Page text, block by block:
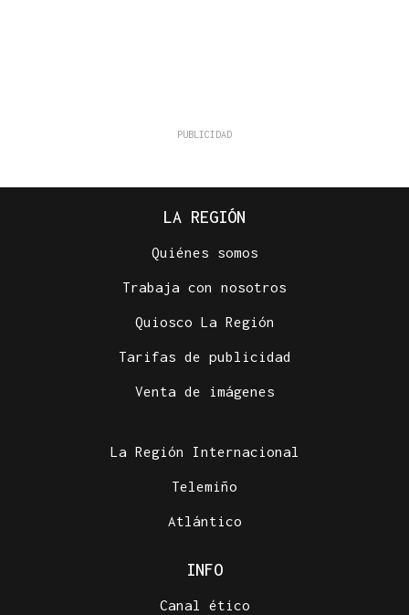
LA REGIÓN
Quiénes somos
Trabaja con nosotros
Quiosco La Región
Tarifas de publicidad
Venta de imágenes
La Región Internacional
Telemiño
Atlántico
INFO
Canal ético